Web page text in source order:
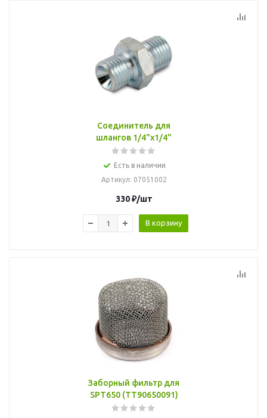
Соединитель для
шлангов 1/4"x1/4"
Есть в наличии
Артикул: 07051002
330₽/шт
В корзину
Заборный фильтр для
SPT650 (TT90650091)